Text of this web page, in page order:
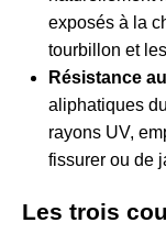
exposés à la
tourbillon et
Résistance
aliphatiques
rayons UV,
fissurer ou de
Les trois